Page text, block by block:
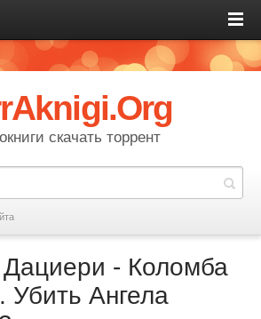
скачать торрент
- Коломба
Убить Ангела